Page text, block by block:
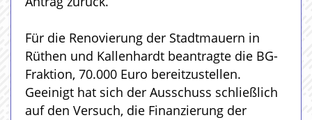
Für die Renovierung der Stadtmauern in
Rüthen und Kallenhardt beantragte die BG-
Fraktion, 70.000 Euro bereitzustellen.
Geeinigt hat sich der Ausschuss schließlich
auf den Versuch, die Finanzierung der